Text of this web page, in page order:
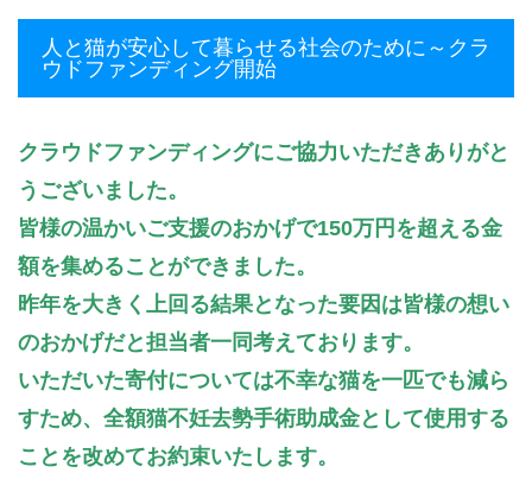
人と猫が安心して暮らせる社会のために～クラ
ウドファンディング開始
クラウドファンディングにご協力いただきありがと
うございました。
皆様の温かいご支援のおかげで150万円を超える金
額を集めることができました。
昨年を大きく上回る結果となった要因は皆様の想い
のおかげだと担当者一同考えております。
いただいた寄付については不幸な猫を一匹でも減ら
すため、全額猫不妊去勢手術助成金として使用する
ことを改めてお約束いたします。